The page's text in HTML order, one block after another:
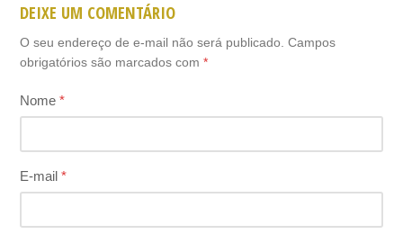
DEIXE UM COMENTÁRIO
O seu endereço de e-mail não será publicado. Campos
obrigatórios são marcados com*
Nome*
E-mail*